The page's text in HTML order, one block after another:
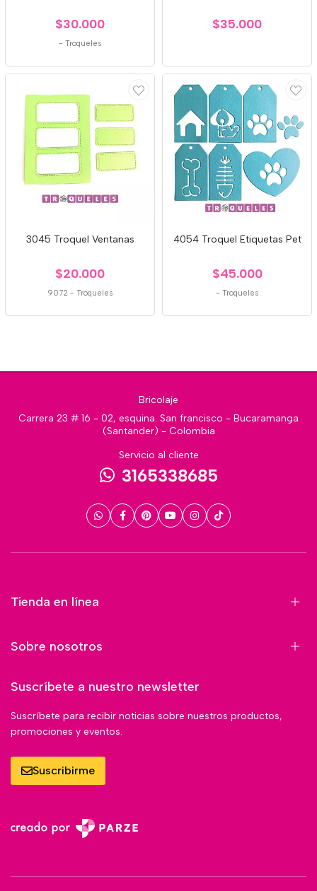
$30.000
- Troqueles
$35.000
3045 Troquel Ventanas
$20.000
9072 - Troqueles
4054 Troquel Etiquetas Pet
$45.000
- Troqueles
Bricolaje
Carrera 23 # 16 - 02, esquina. San francisco - Bucaramanga
(Santander) - Colombia
Servicio al cliente
3165338685
Tienda en línea
Sobre nosotros
Suscríbete a nuestro newsletter
Suscríbete para recibir noticias sobre nuestros productos,
promociones y eventos.
Suscribirme